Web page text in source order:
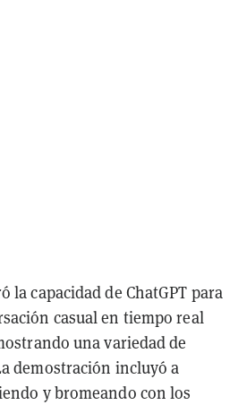
la capacidad de ChatGPT para
casual en tiempo real
una variedad de
demostración incluyó a
y bromeando con los